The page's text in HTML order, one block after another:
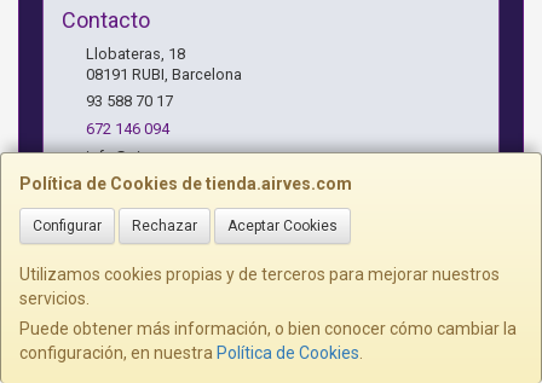
Política de Cookies de tienda.airves.com
Configurar Rechazar Aceptar Cookies
Utilizamos cookies propias y de terceros para mejorar nuestros
servicios.
Puede obtener más información, o bien conocer cómo cambiar la
configuración, en nuestra Política de Cookies
Contacto
Llobateras, 18
08191 RUBI, Barcelona
93 588 70 17
672 146 094
info@airves.com
Horario
Lunes a Jueves - 17 a 20 horas
, , , , España. - C.I.F.: B59366997 - Tfno: